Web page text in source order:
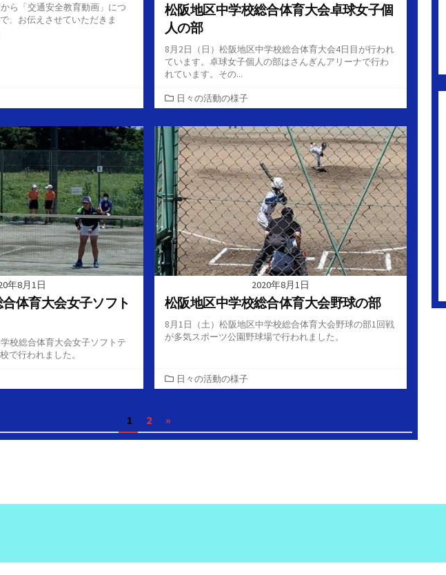
ら「交通安全教育動画」につ
、お伝えさせていただきま
松阪地区中学校総合体育大会卓球女子個
人の部
8月2日（日）松阪地区中学校総合体育大会4日目が行われ
ています。卓球女子個人の部はさんぎんアリーナで行わ
れています。その...
カ
テ
ゴ
リ
ー
日々の活動の様子
年8月1日
体育大会女子ソフト
校総合体育大会女子ソフトテ
で行われました。
2020年8月1日
松阪地区中学校総合体育大会野球の部
8月1日（土）松阪地区中学校総合体育大会野球の部1回戦
が多気スポーツ公園野球場で行われました。
カ
テ
ー
日々の活動の様子
1 2 »